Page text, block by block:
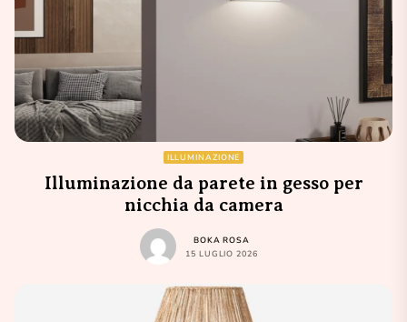
ILLUMINAZIONE
Illuminazione da parete in gesso per
nicchia da camera
BOKA ROSA
15 LUGLIO 2026